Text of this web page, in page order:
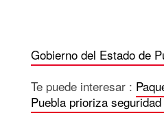
Gobierno del Estado de
Te puede interesar :
Puebla prioriza